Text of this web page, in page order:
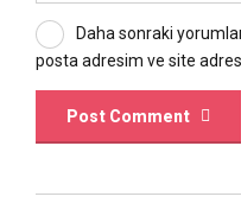
Daha sonraki
posta adresim ve site
Post Comment